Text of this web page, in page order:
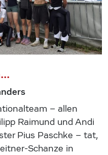
– allen
Raimund und Andi
Pius Paschke – tat,
Schanze in